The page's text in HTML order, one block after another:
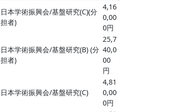
日本学術振興会/基盤研究(C)(分
担者)
4,16
0,00
0円
日本学術振興会/基盤研究(B) (分
担者)
25,7
40,0
00
円
日本学術振興会/基盤研究(C)
4,81
0,00
0円